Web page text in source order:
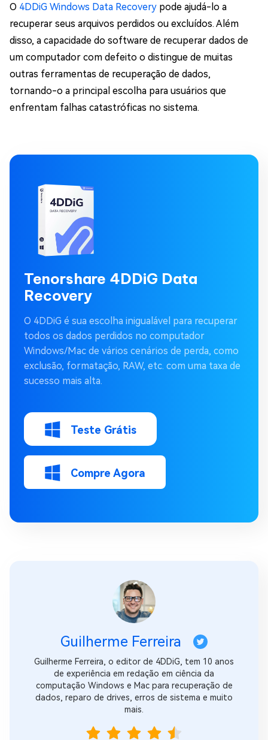
O 4DDiG Windows Data Recovery pode ajudá-lo a
recuperar seus arquivos perdidos ou excluídos. Além
disso, a capacidade do software de recuperar dados de
um computador com defeito o distingue de muitas
outras ferramentas de recuperação de dados,
tornando-o a principal escolha para usuários que
enfrentam falhas catastróficas no sistema.
Tenorshare 4DDiG Data
Recovery
O 4DDiG é sua escolha inigualável para recuperar
todos os dados perdidos no computador
Windows/Mac de vários cenários de perda, como
exclusão, formatação, RAW, etc. com uma taxa de
sucesso mais alta.
Teste Grátis
Compre Agora
Guilherme Ferreira
Guilherme Ferreira, o editor de 4DDiG, tem 10 anos
de experiência em redação em ciência da
computação Windows e Mac para recuperação de
dados, reparo de drives, erros de sistema e muito
mais.